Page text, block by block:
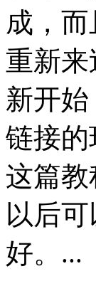
成，
重新
新开
链接
这篇
以后
好。...